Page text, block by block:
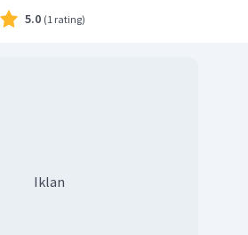
5.0 (1 rating)
Iklan